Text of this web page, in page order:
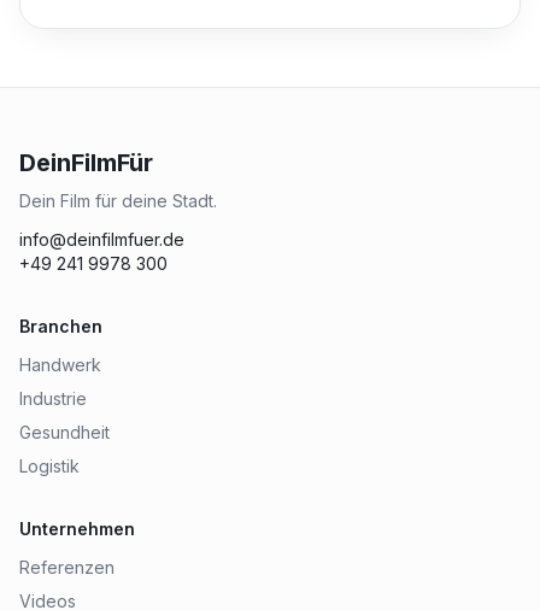
DeinFilmFür
Dein Film für deine Stadt.
info@deinfilmfuer.de
+49 241 9978 300
Branchen
Handwerk
Industrie
Gesundheit
Logistik
Unternehmen
Referenzen
Videos